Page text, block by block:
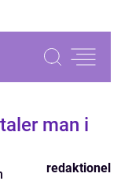
man i
redaktionel